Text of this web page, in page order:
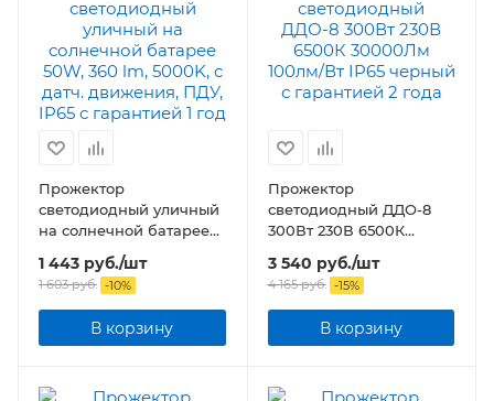
Прожектор
светодиодный уличный
на солнечной батарее
50W, 360 lm, 5000K, с
датч. движения, ПДУ,
IP65
1 443 руб./шт
1 603руб. -10%
В корзину
Прожектор
светодиодный ДДО-8
300Вт 230В 6500К
30000Лм 100лм/Вт IP65
черный
3 540 руб./шт
4 165руб. -15%
В корзину